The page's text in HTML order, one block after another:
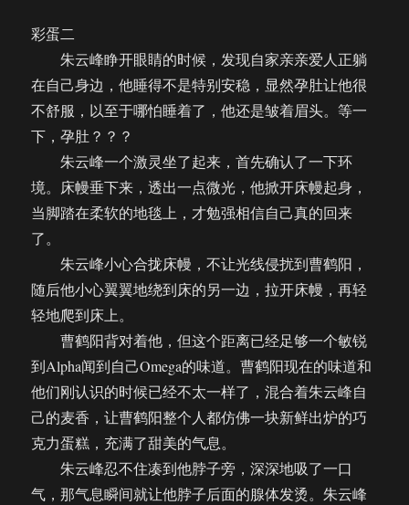
到
头
了！
（彩
三）
彩蛋二
朱云峰睁开眼睛的时候，发现自家亲亲爱人正躺
在自己身边，他睡得不是特别安稳，显然孕肚让他很
不舒服，以至于哪怕睡着了，他还是皱着眉头。等一
下，孕肚？？？
朱云峰一个激灵坐了起来，首先确认了一下环
境。床幔垂下来，透出一点微光，他掀开床幔起身，
当脚踏在柔软的地毯上，才勉强相信自己真的回来
了。
朱云峰小心合拢床幔，不让光线侵扰到曹鹤阳，
随后他小心翼翼地绕到床的另一边，拉开床幔，再轻
轻地爬到床上。
曹鹤阳背对着他，但这个距离已经足够一个敏锐
到Alpha闻到自己Omega的味道。曹鹤阳现在的味道和
他们刚认识的时候已经不太一样了，混合着朱云峰自
己的麦香，让曹鹤阳整个人都仿佛一块新鲜出炉的巧
克力蛋糕，充满了甜美的气息。
朱云峰忍不住凑到他脖子旁，深深地吸了一口
气，那气息瞬间就让他脖子后面的腺体发烫。朱云峰